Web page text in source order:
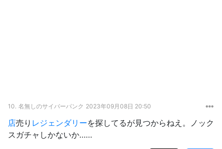
10. 名無しのサイバーパンク 2023年09月08日 20:50
店売り レジェンダリーを探してるが見つからねえ。ノック
スガチャしかないか……